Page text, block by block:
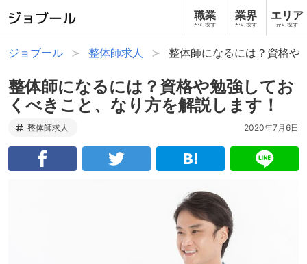
職業
から探す
業界
から探す
エリア
から探す
ジョブール 整体師求人 整体師になるには？資格や
整体師になるには？資格や勉強してお
くべきこと、なり方を解説します！
整体師求人 2020年7月6日